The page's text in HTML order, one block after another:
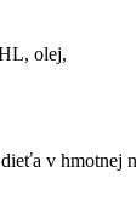
olej,
v hmotnej